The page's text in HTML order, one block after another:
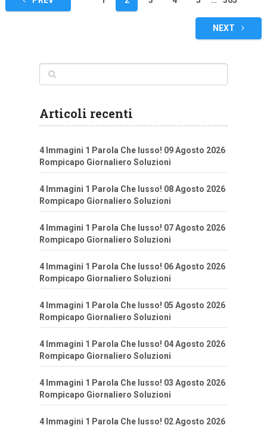
articoli
NEXT
Articoli recenti
4 Immagini 1 Parola Che lusso! 09 Agosto 2026
Rompicapo Giornaliero Soluzioni
4 Immagini 1 Parola Che lusso! 08 Agosto 2026
Rompicapo Giornaliero Soluzioni
4 Immagini 1 Parola Che lusso! 07 Agosto 2026
Rompicapo Giornaliero Soluzioni
4 Immagini 1 Parola Che lusso! 06 Agosto 2026
Rompicapo Giornaliero Soluzioni
4 Immagini 1 Parola Che lusso! 05 Agosto 2026
Rompicapo Giornaliero Soluzioni
4 Immagini 1 Parola Che lusso! 04 Agosto 2026
Rompicapo Giornaliero Soluzioni
4 Immagini 1 Parola Che lusso! 03 Agosto 2026
Rompicapo Giornaliero Soluzioni
4 Immagini 1 Parola Che lusso! 02 Agosto 2026